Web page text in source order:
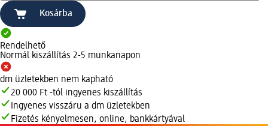
Kosárba
Rendelhető
Normál kiszállítás 2-5 munkanapon
dm üzletekben nem kapható
20 000 Ft -tól ingyenes kiszállítás
Ingyenes visszáru a dm üzletekben
Fizetés kényelmesen, online, bankkártyával